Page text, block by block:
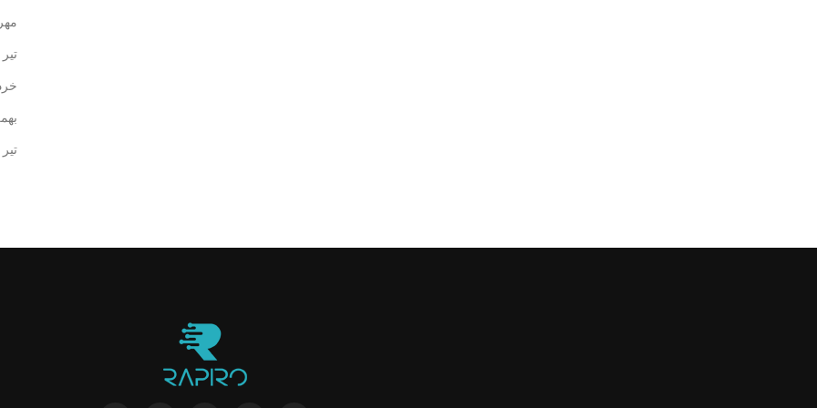
مهر ۱۴۰۳
تیر ۱۴۰۲
بهمن
تیر ۱۳۹۸